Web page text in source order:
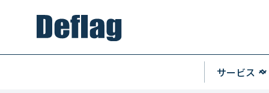
サービス keyboard_arrow_down
keyboard_arrow_up